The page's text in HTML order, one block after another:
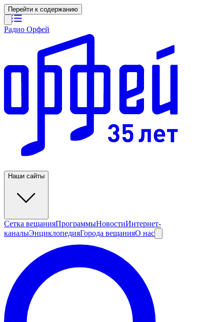
Перейти к содержанию
Радио Орфей
Наши сайты
Сетка вещанияПрограммыНовостиИнтернет-
каналыЭнциклопедияГорода вещанияО нас